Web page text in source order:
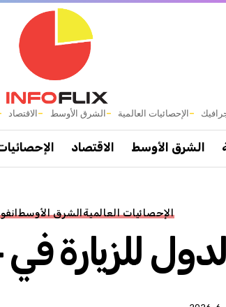
الإحصائيات العالمية الشرق الأوسط الاقتصاد
الشرق الأوسط الاقتصاد
الإحصائيات العالميةالشرق الأوسط
للزيارة في